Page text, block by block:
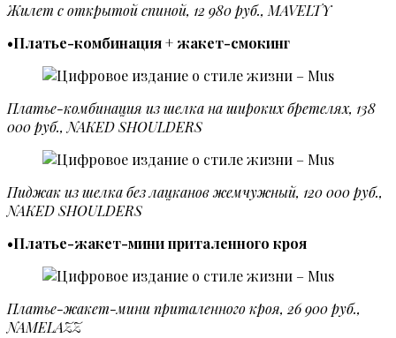
Жилет с открытой спиной, 12 980 руб., MAVELTY
•Платье-комбинация + жакет-смокинг
Платье-комбинация из шелка на широких бретелях, 138
000 руб., NAKED SHOULDERS
Пиджак из шелка без лацканов жемчужный, 120 000 руб.,
NAKED SHOULDERS
•Платье-жакет-мини приталенного кроя
Платье-жакет-мини приталенного кроя, 26 900 руб.,
NAMELAZZ